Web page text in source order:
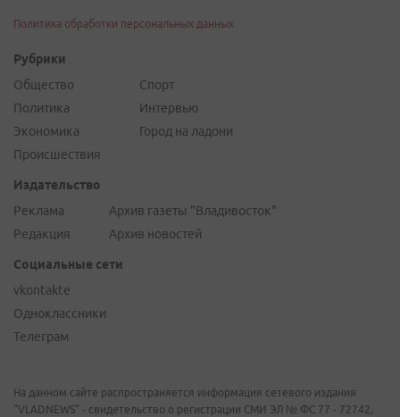
Политика обработки персональных данных
Рубрики
Общество
Политика
Экономика
Происшествия
Спорт
Интервью
Город на ладони
Издательство
Реклама
Редакция
Архив газеты "Владивосток"
Архив новостей
Социальные сети
vkontakte
Одноклассники
Телеграм
На данном сайте распространяется информация сетевого издания
"VLADNEWS" - свидетельство о регистрации СМИ ЭЛ № ФС 77 - 72742,